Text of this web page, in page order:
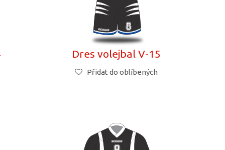
Dres volejbal V-15
Přidat do oblíbených